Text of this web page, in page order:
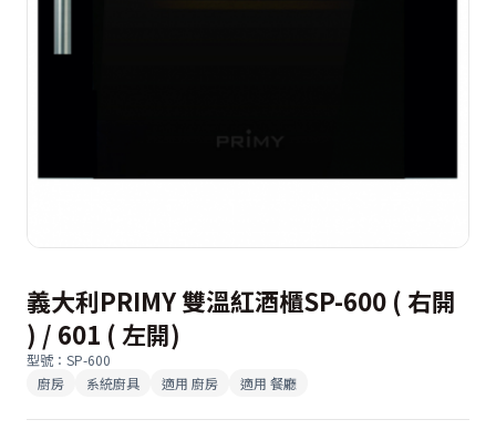
義大利PRIMY 雙溫紅酒櫃SP-600 ( 右開
) / 601 ( 左開)
型號 ： SP-600
廚房
系統廚具 適用 廚房 適用 餐廳